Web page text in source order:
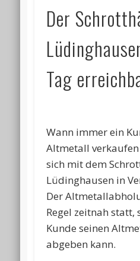
Der
Tag
Wann immer ein
Altmetall
sich mit dem
Lüdinghausen in
Der
Regel zeitnah statt,
Kunde seinen
abgeben kann.